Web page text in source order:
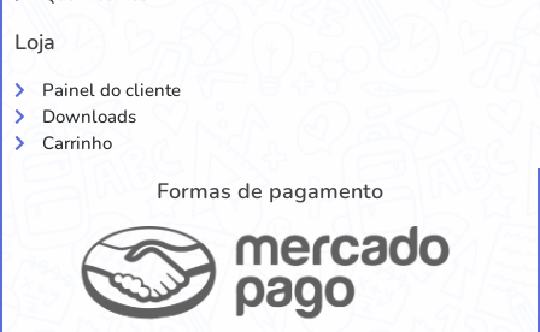
Loja
Painel do cliente
Downloads
Carrinho
Formas de pagamento